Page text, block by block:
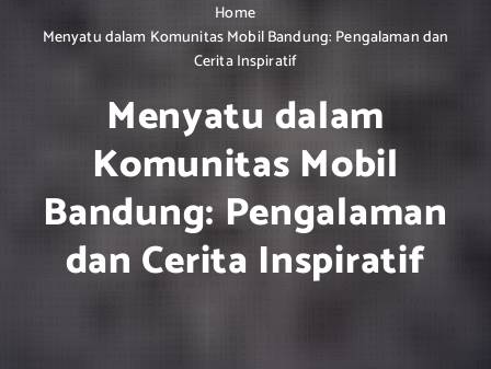
Home
Menyatu dalam Komunitas Mobil Bandung: Pengalaman dan
Cerita Inspiratif
Menyatu dalam
Komunitas Mobil
Bandung: Pengalaman
dan Cerita Inspiratif